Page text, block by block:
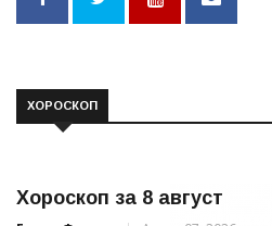
ХОРОСКОП
Хороскоп за 8 август